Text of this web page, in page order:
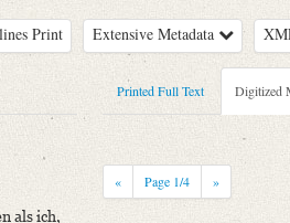
Print Extensive Metadata
als ich,
Printed Full Text Digitized
« Page 1/4 »